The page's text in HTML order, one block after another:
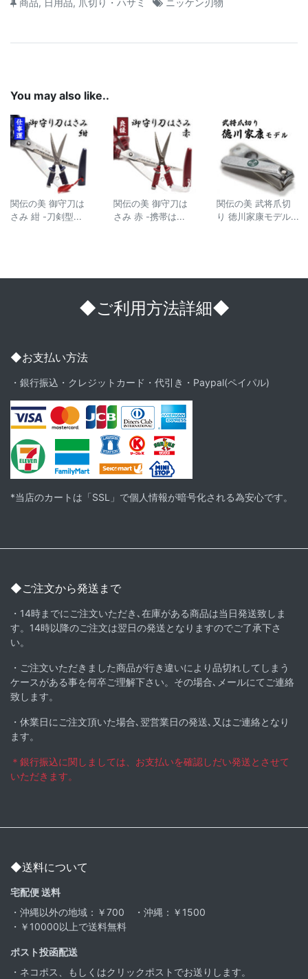
You may also like..
関伝の美 御守刀は
さみ 紺 -刀剣型...
関伝の美 御守刀は
さみ 赤 -携帯は...
関伝の美 武将爪切
り 徳川家康モデル...
◆ご利用方法詳細◆
◆お支払い方法
・銀行振込・クレジットカード・代引き・Paypal(ペイパル)
*当店のカートは「SSL」で個人情報が暗号化される為安心です。
◆ご注文から発送まで
・14時までにご注文いただき､在庫がある商品は当日発送致しま
す。14時以降のご注文は翌日の発送となりますのでご了承下さ
い。
・ご注文いただきました商品が行き違いにより品切れしてしまう
ケースがある事を何卒ご理解下さい。その場合､メールにてご連絡
致します。
・休業日にご注文頂いた場合､翌営業日の発送､又はご連絡となり
ます。
＊銀行振込に関しましては、お支払いを確認しだい発送とさせて
いただきます。
◆送料について
宅配便 送料
・沖縄以外の地域：￥700 ・沖縄：￥1500
・￥10000以上で送料無料
ポスト投函配送
・ネコポス、もしくはクリックポストでお送りします。